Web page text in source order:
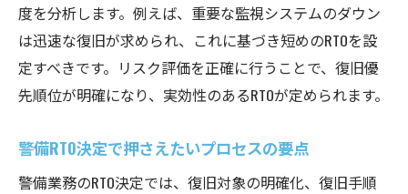
度を分析します。例えば、重要な監視システムのダウン
は迅速な復旧が求められ、これに基づき短めのRTOを設
定すべきです。リスク評価を正確に行うことで、復旧優
先順位が明確になり、実効性のあるRTOが定められます。
警備RTO決定で押さえたいプロセスの要点
警備業務のRTO決定では、復旧対象の明確化、復旧手順